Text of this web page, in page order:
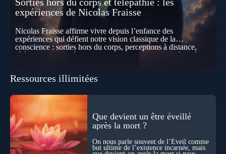
expériences de Nicolas Fraisse
Nicolas Fraisse affirme vivre depuis l’enfance des
expériences qui défient notre vision classique de la
conscience : sorties hors du corps, perceptions à distance,
télépathie spontanée… Comment accueillir ces phénomènes
les pensées d’autrui ? Que deviennent l’espace, le temps… et
disparaître ? Au fil de cet échange, Nicolas raconte ses
expériences les plus troublantes : visions vérifiées,
explorations du cosmos, présence d’autres consciences
durant ses sorties, protocoles scientifiques… et toujours, cette
sensation étrange d’être relié à bien plus vaste que lui-même
! Sommes-nous à l’aube d’une révolution de la conscience ?
Sans doute. Mais encore faut-il accepter d’explorer ces
territoires avec lucidité, et rigueur…
Ressources illimitées
Que devient un être éveillé
après la mort ?
On nous parle souvent de l’Éveil comme
but ultime de l’existence incarnée, mais